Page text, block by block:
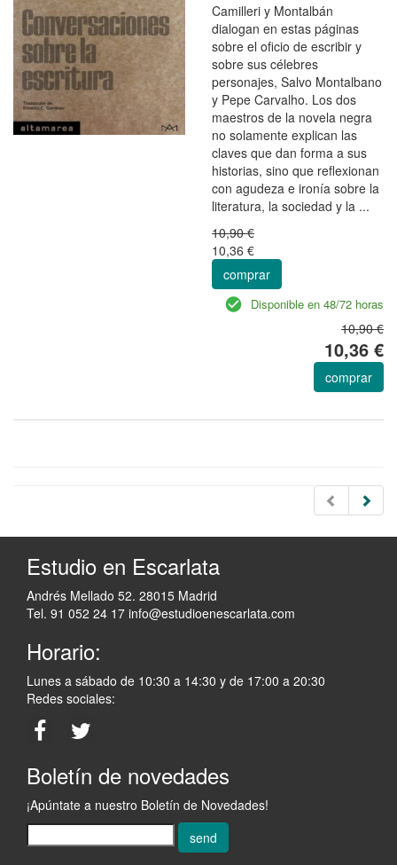
Camilleri y Montalbán
dialogan en estas páginas
sobre el oficio de escribir y
sobre sus célebres
personajes, Salvo Montalbano
y Pepe Carvalho. Los dos
maestros de la novela negra
no solamente explican las
claves que dan forma a sus
historias, sino que reflexionan
con agudeza e ironía sobre la
literatura, la sociedad y la ...
10,90 €
10,36 €
comprar
Disponible en 48/72 horas
10,90 €
10,36 €
comprar
Estudio en Escarlata
Andrés Mellado 52. 28015 Madrid
Tel. 91 052 24 17 info@estudioenescarlata.com
Horario:
Lunes a sábado de 10:30 a 14:30 y de 17:00 a 20:30
Redes sociales:
Boletín de novedades
¡Apúntate a nuestro Boletín de Novedades!
send